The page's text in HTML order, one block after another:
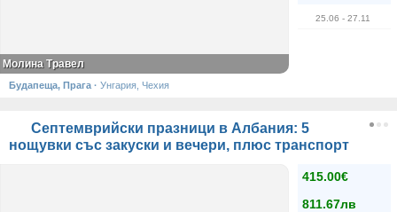
25.06 - 27.11
Молина Травел
Будапеща, Прага · Унгария, Чехия
Септемврийски празници в Албания: 5
нощувки със закуски и вечери, плюс транспорт
415.00€
811.67лв